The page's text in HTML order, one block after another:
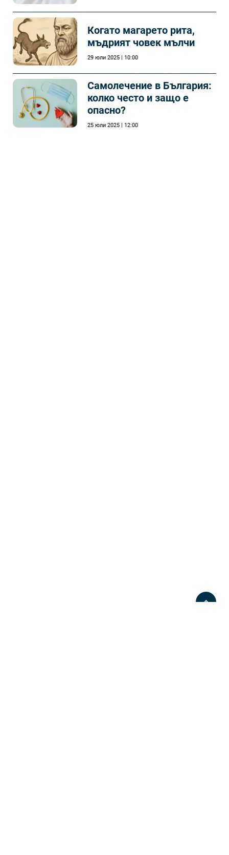
Когато магарето рита,
мъдрият човек мълчи
29 юли 2025 | 10:00
Самолечeние в България:
колко често и защо е
опасно?
25 юли 2025 | 12:00